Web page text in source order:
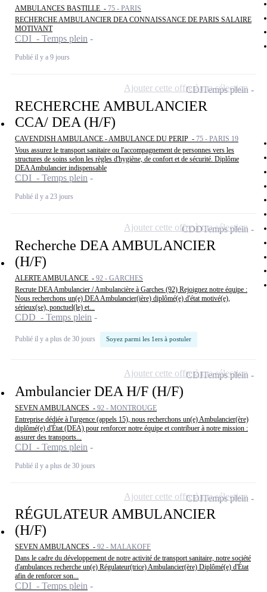
AMBULANCES BASTILLE - 75 - PARIS
RECHERCHE AMBULANCIER DEA CONNAISSANCE DE PARIS SALAIRE
MOTIVANT
CDI - Temps plein
Publié il y a 9 jours
RECHERCHE AMBULANCIER
CCA/ DEA (H/F)
CAVENDISH AMBULANCE - AMBULANCE DU PERIP - 75 - PARIS 19
Vous assurez le transport sanitaire ou l'accompagnement de personnes vers les
structures de soins selon les règles d'hygiène, de confort et de sécurité. Diplôme
DEA Ambulancier indispensable
CDI - Temps plein
Publié il y a 23 jours
CDITemps plein
Ajouter cette offre à ma sélection
Recherche DEA AMBULANCIER
(H/F)
ALERTE AMBULANCE - 92 - GARCHES
Recrute DEA Ambulancier / Ambulancière à Garches (92) Rejoignez notre équipe :
Nous recherchons un(e) DEA Ambulancier(ière) diplômé(e) d'état motivé(e),
sérieux(se), ponctuel(le) et...
CDD - Temps plein
Publié il y a plus de 30 jours Soyez parmi les 1ers à postuler
CDDTemps plein
Ajouter cette offre à ma sélection
Ambulancier DEA H/F (H/F)
SEVEN AMBULANCES - 92 - MONTROUGE
Entreprise dédiée à l'urgence (appels 15), nous recherchons un(e) Ambulancier(ère)
diplômé(e) d'État (DEA) pour renforcer notre équipe et contribuer à notre mission :
assurer des transports...
CDI - Temps plein
Publié il y a plus de 30 jours
CDITemps plein
Ajouter cette offre à ma sélection
RÉGULATEUR AMBULANCIER
(H/F)
SEVEN AMBULANCES - 92 - MALAKOFF
Dans le cadre du développement de notre activité de transport sanitaire, notre société
d'ambulances recherche un(e) Régulateur(trice) Ambulancier(ère) Diplômé(e) d'État
afin de renforcer son...
CDI - Temps plein
CDITemps plein
Ajouter cette offre à ma sélection